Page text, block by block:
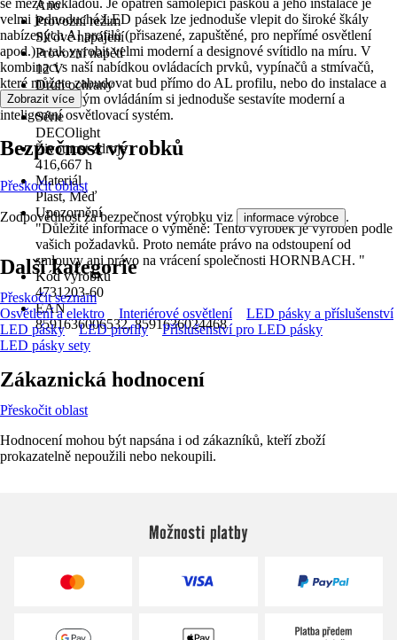
Ano
Provozní režim
Síťové napájení
Provozní napětí
12 V
Druh ochrany
IP 65
Série
DECOlight
Životnost zdroje
416,667 h
Materiál
Plast, Měď
Upozornění
"Důležité informace o výměně: Tento výrobek je vyroben podle
vašich požadavků. Proto nemáte právo na odstoupení od
smlouvy ani právo na vrácení společnosti HORNBACH. "
Kód výrobku
4731203-60
EAN
8591636006532, 8591636024468
se meze nekladou. Je opatřen samolepící páskou a jeho instalace je
velmi jednoduchá.LED pásek lze jednoduše vlepit do široké škály
nabízených Al profilů (přisazené, zapuštěné, pro nepřímé osvětlení
apod.) a tak vyrobit velmi moderní a designové svítidlo na míru. V
kombinaci s naší nabídkou ovládacích prvků, vypínačů a stmívačů,
které můžete zabudovat bud přímo do AL profilu, nebo do instalace a
ovládat dálkovým ovládáním si jednoduše sestavíte moderní a
inteligentní osvětlovací systém.
Zobrazit více
Bezpečnost výrobků
Přeskočit oblast
Zodpovědnost za bezpečnost výrobku viz informace výrobce .
Další kategorie
Přeskočit seznam
Osvětlení a elektro
Interiérové osvětlení
LED pásky a příslušenství
LED pásky
LED profily
Příslušenství pro LED pásky
LED pásky sety
Zákaznická hodnocení
Přeskočit oblast
Hodnocení mohou být napsána i od zákazníků, kteří zboží
prokazatelně nepoužili nebo nekoupili.
Možnosti platby